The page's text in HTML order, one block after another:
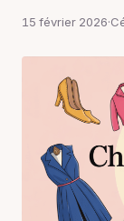
15 février 2026·